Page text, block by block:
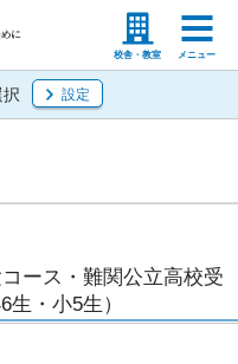
校舎・教室 メニュー
高等学校の先生
設定
ース・難関公立高校受
・小5生）